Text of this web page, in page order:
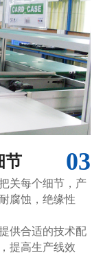
03
节
关每个细节，产
腐蚀，绝缘性
供合适的技术配
提高生产线效